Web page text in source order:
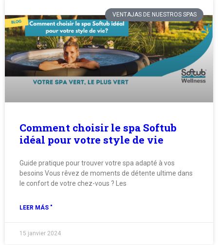
VENTAJAS DE NUESTROS SPAS
Comment choisir le spa Softub
idéal pour votre style de vie
Guide pratique pour trouver votre spa adapté à vos
besoins Vous rêvez de moments de détente ultime dans
le confort de votre chez-vous ? Les
LEER MÁS "
15 janvier 2024